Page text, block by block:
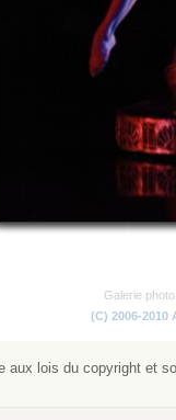
Galerie
(C) 2006-2010
aux lois du copyright et